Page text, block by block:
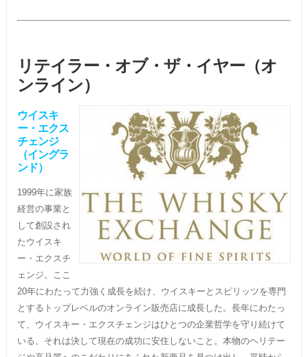
リテイラー・オブ・ザ・イヤー（オ
ンライン）
ウイスキ
ー・エクス
チェンジ
（イングラ
ンド）
1999年に家族
経営の事業と
して創設され
たウイスキ
ー・エクスチ
ェンジ。ここ
20年にわたって力強く成長を続け、ウイスキーとスピリッツを専門
とするトップレベルのオンライン販売店に成長した。長年にわたっ
て、ウイスキー・エクスチェンジはひとつの企業哲学を守り続けて
いる。それは決して現在の成功に安住しないこと。本物のヘリテー